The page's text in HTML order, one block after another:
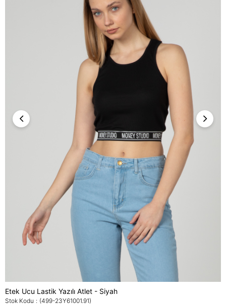
Etek Ucu Lastik Yazılı Atlet - Siyah
Stok Kodu (499-23Y61001.91)